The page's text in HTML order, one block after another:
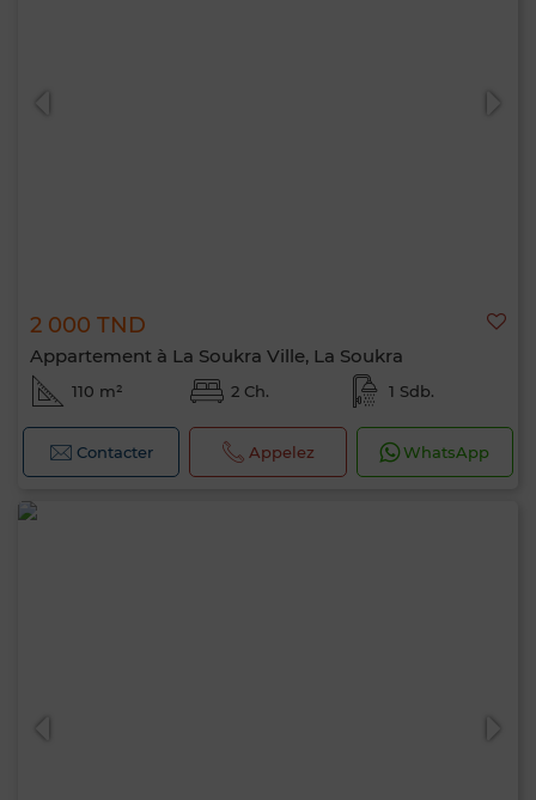
2 000 TND
Appartement à La Soukra Ville, La Soukra
110 m² 2 Ch. 1 Sdb.
Contacter Appelez WhatsApp